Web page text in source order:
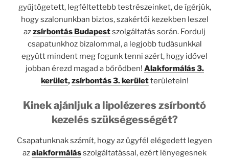
gyűjtögetett, legféltettebb testrészeinket, de ígérjük,
hogy szalonunkban biztos, szakértői kezekben leszel
azzsírbontás Budapestszolgáltatás során. Fordulj
csapatunkhoz bizalommal, a legjobb tudásunkkal
együtt mindent meg fogunk tenni azért, hogy idővel
jobban érezd magad a bőrödben! Alakformálás 3.
kerület,zsírbontás 3. kerületterületein!
Kinek ajánljuk a lipolézeres zsírbontó
kezelés szükségességét?
Csapatunknak számít, hogy az ügyfél elégedett legyen
azalakformálásszolgáltatással, ezért lényegesnek